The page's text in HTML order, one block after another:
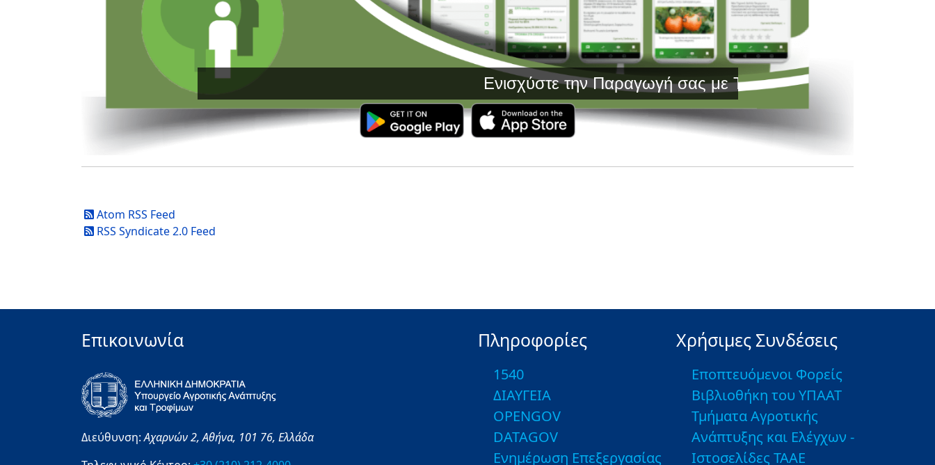
Ενισχύστε την Παραγωγή σας με Τεχνολογία Αιχμής και Έγκυρη
Atom RSS Feed
RSS Syndicate 2.0 Feed
Επικοινωνία
Διεύθυνση:Αχαρνών 2,Αθήνα, 101 76, Ελλάδα
Πληροφορίες
1540
ΔΙΑΥΓΕΙΑ
OPENGOV
DATAGOV
Ενημέρωση Επεξεργασίας
Χρήσιμες Συνδέσεις
Εποπτευόμενοι Φορείς
Βιβλιοθήκη του ΥΠΑΑΤ
Τμήματα Αγροτικής
Ανάπτυξης και Ελέγχων -
Ιστοσελίδες ΤΑΑΕ